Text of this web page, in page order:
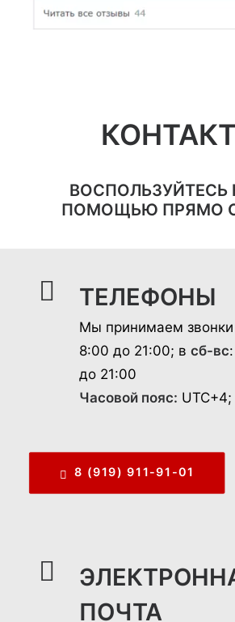
ВОСПОЛЬЗУЙТЕСЬ
ПОМОЩЬЮ ПРЯМО
ТЕЛЕФОНЫ
Мы принимаем звонки
8:00 до 21:00; в сб-вс
до 21:00
Часовой пояс: UTC+4;
8 (919) 911-91-01
ПОЧТА